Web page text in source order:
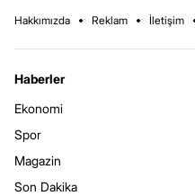
Hakkımızda Reklam İletişim
Haberler
Ekonomi
Spor
Magazin
Son Dakika